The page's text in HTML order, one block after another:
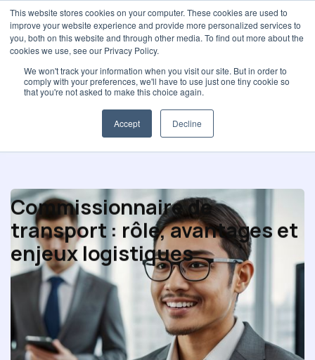
This website stores cookies on your computer. These cookies are used to
improve your website experience and provide more personalized services to
you, both on this website and through other media. To find out more about the
cookies we use, see our Privacy Policy.
We won't track your information when you visit our site. But in order to
comply with your preferences, we'll have to use just one tiny cookie so
that you're not asked to make this choice again.
Accept Decline
Études de marché
Commissionnaire de
transport : rôle, avantages et
enjeux logistiques